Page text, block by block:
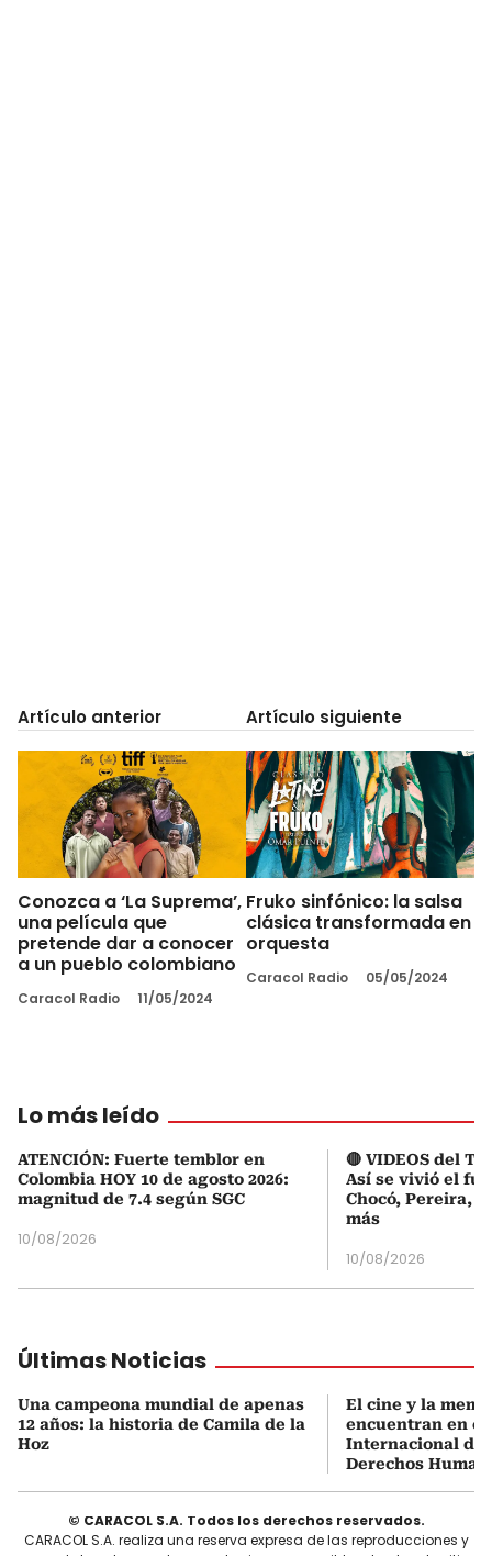
Artículo anterior
Conozca a ‘La Suprema’,
una película que
pretende dar a conocer
a un pueblo colombiano
Caracol Radio 11/05/2024
Artículo siguiente
Fruko sinfónico: la salsa
clásica transformada en
orquesta
Caracol Radio 05/05/2024
Lo más leído
ATENCIÓN: Fuerte temblor en
Colombia HOY 10 de agosto 2026:
magnitud de 7.4 según SGC
10/08/2026
🔴 VIDEOS del
Así se vivió el
Chocó, Pereira,
más
10/08/2026
Últimas Noticias
Una campeona mundial de apenas
12 años: la historia de Camila de la
Hoz
El cine y la
encuentran en el
Internacional de
Derechos
© CARACOL S.A. Todos los derechos reservados.
CARACOL S.A. realiza una reserva expresa de las reproducciones y